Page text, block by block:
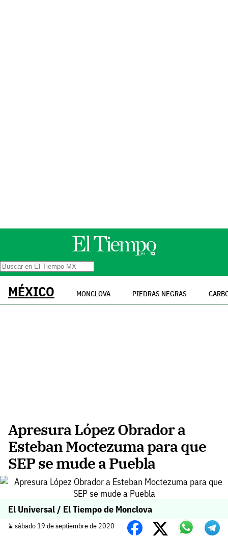
MÉXICO MONCLOVA PIEDRAS NEGRAS
Apresura López Obrador a
Esteban Moctezuma para que
SEP se mude a Puebla
El Universal / El Tiempo de Monclova
⌛️ sábado 19 de septiembre de 2020